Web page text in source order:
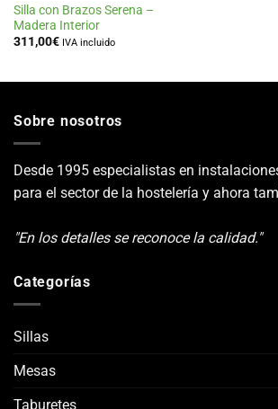
Silla con Brazos Serena –
Madera Interior
311,00€ IVA incluido
Sobre nosotros
Desde 1995 especialistas en
para el sector de la hostelería y ahora
"En los detalles se reconoce la calidad."
Categorías
Sillas
Mesas
Taburetes